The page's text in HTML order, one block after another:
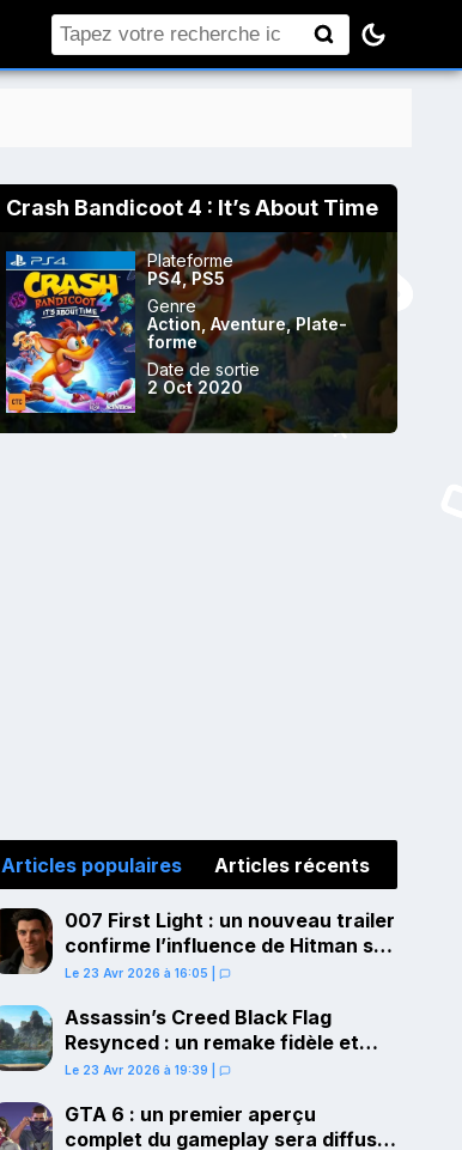
Rechercher
Crash Bandicoot 4 : It’s About Time
Plateforme
PS4,PS5
Genre
Action Aventure,Plate-
forme
Date de sortie
2 Oct 2020
Articles populaires Articles récents
007 First Light : un nouveau trailer
confirme l’influence de Hitman sur
le gameplay
Le 23 Avr 2026 à 16:05
Assassin’s Creed Black Flag
Resynced : un remake fidèle et
ambitieux confirmé pour juillet sur
Le 23 Avr 2026 à 19:39
GTA 6 : un premier aperçu
complet du gameplay sera diffusé